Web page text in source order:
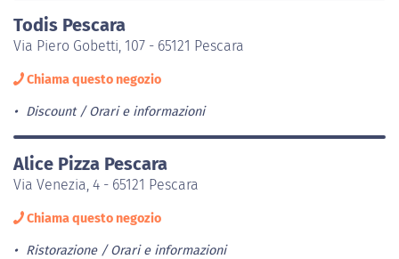
Todis Pescara
Via Piero Gobetti, 107 - 65121 Pescara
Chiama questo negozio
Discount Orari e informazioni
Alice Pizza Pescara
Via Venezia, 4 - 65121 Pescara
Chiama questo negozio
Ristorazione Orari e informazioni